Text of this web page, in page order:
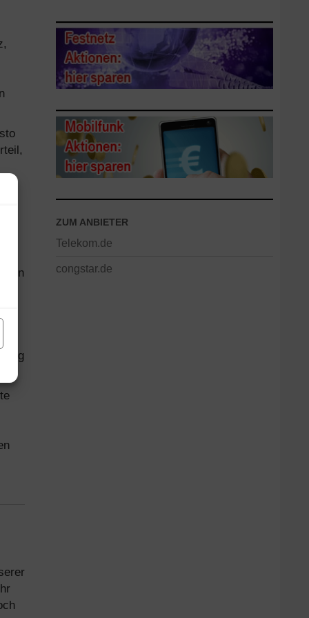
ZUM ANBIETER
Telekom.de
congstar.de